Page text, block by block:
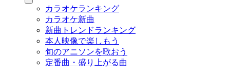
カラオケランキング
カラオケ新曲
新曲トレンドランキング
本人映像で楽しもう
旬のアニソンを歌おう
定番曲・盛り上がる曲